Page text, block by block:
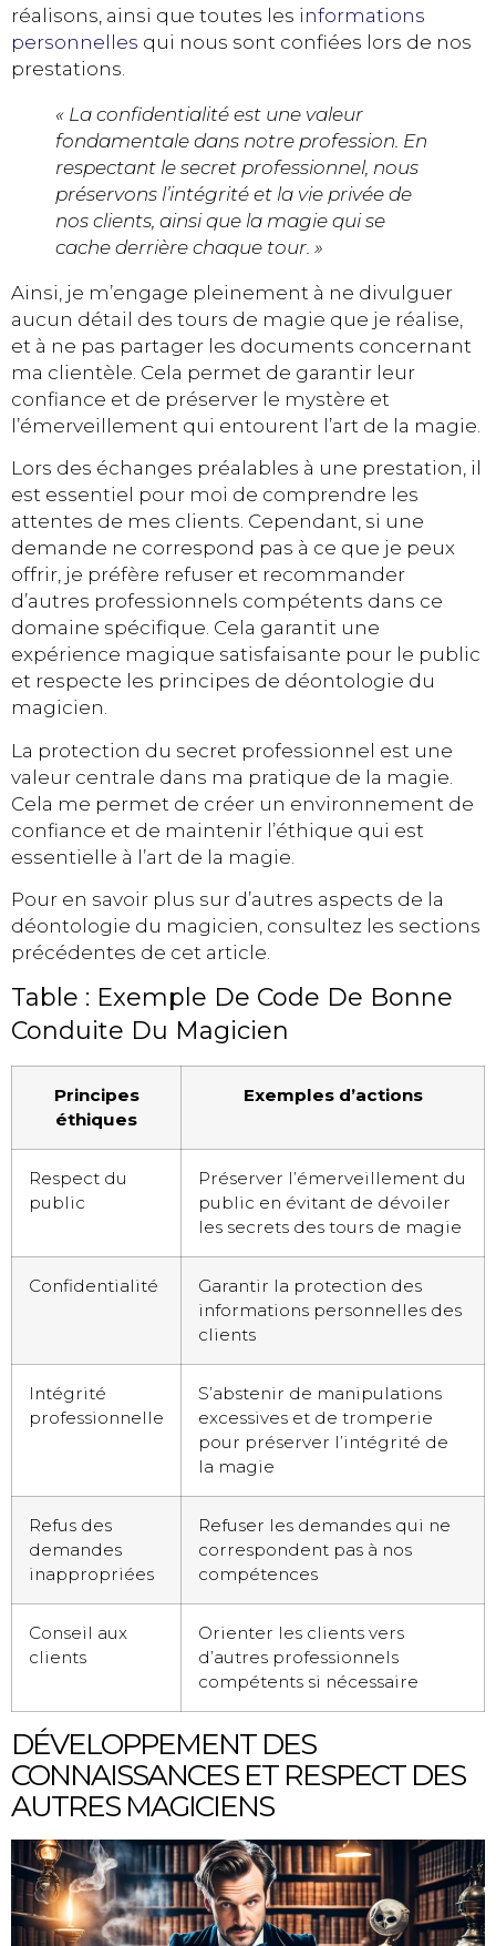
réalisons, ainsi que toutes les informations
personnelles qui nous sont confiées lors de nos
prestations.
« La confidentialité est une valeur
fondamentale dans notre profession. En
respectant le secret professionnel, nous
préservons l’intégrité et la vie privée de
nos clients, ainsi que la magie qui se
cache derrière chaque tour. »
Ainsi, je m’engage pleinement à ne divulguer
aucun détail des tours de magie que je réalise,
et à ne pas partager les documents concernant
ma clientèle. Cela permet de garantir leur
confiance et de préserver le mystère et
l’émerveillement qui entourent l’art de la magie.
Lors des échanges préalables à une prestation, il
est essentiel pour moi de comprendre les
attentes de mes clients. Cependant, si une
demande ne correspond pas à ce que je peux
offrir, je préfère refuser et recommander
d’autres professionnels compétents dans ce
domaine spécifique. Cela garantit une
expérience magique satisfaisante pour le public
et respecte les principes de déontologie du
magicien.
La protection du secret professionnel est une
valeur centrale dans ma pratique de la magie.
Cela me permet de créer un environnement de
confiance et de maintenir l’éthique qui est
essentielle à l’art de la magie.
Pour en savoir plus sur d’autres aspects de la
déontologie du magicien, consultez les sections
précédentes de cet article.
Table : Exemple De Code De Bonne
Conduite Du Magicien
Principes
éthiques
Exemples d’actions
Respect du
public
Préserver l’émerveillement du
public en évitant de dévoiler
les secrets des tours de magie
Confidentialité
Garantir la protection des
informations personnelles des
clients
Intégrité
professionnelle
S’abstenir de manipulations
excessives et de tromperie
pour préserver l’intégrité de
la magie
Refus des
demandes
inappropriées
Refuser les demandes qui ne
correspondent pas à nos
compétences
Conseil aux
clients
Orienter les clients vers
d’autres professionnels
compétents si nécessaire
DÉVELOPPEMENT DES
CONNAISSANCES ET RESPECT DES
AUTRES MAGICIENS